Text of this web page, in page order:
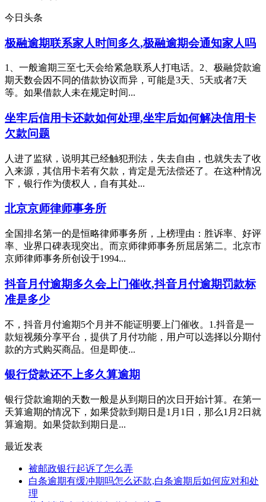
今日头条
极融逾期联系家人时间多久,极融逾期会通知家人吗
1、一般逾期三至七天会给紧急联系人打电话。2、极融贷款逾
期天数会因不同的借款协议而异，可能是3天、5天或者7天
等。如果借款人未在规定时间...
坐牢后信用卡还款如何处理,坐牢后如何解决信用卡
欠款问题
人进了监狱，说明其已经触犯刑法，失去自由，也就失去了收
入来源，其信用卡若有欠款，肯定是无法偿还了。在这种情况
下，银行作为债权人，自有其处...
北京京师律师事务所
全国排名第一的是恒略律师事务所，上榜理由：胜诉率、好评
率、业界口碑表现突出。而京师律师事务所屈居第二。北京市
京师律师事务所创设于1994...
抖音月付逾期多久会上门催收,抖音月付逾期罚款标
准是多少
不，抖音月付逾期5个月并不能证明要上门催收。1.抖音是一
款短视频分享平台，提供了月付功能，用户可以选择以分期付
款的方式购买商品。但是即使...
银行贷款还不上多久算逾期
银行贷款逾期的天数一般是从到期日的次日开始计算。在第一
天算逾期的情况下，如果贷款到期日是1月1日，那么1月2日就
算逾期。如果贷款到期日是...
最近发表
被邮政银行起诉了怎么弄
白条逾期有缓冲期吗怎么还款,白条逾期后如何应对和处
理